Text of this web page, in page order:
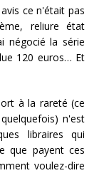
ce n'était pas
reliure état
négocié la série
120 euros… Et
à la rareté (ce
n'est
libraires qui
que payent ces
voulez-dire